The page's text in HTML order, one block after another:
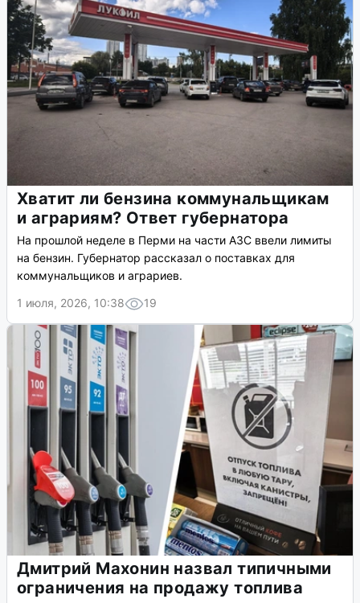
Хватит ли бензина коммунальщикам
и аграриям? Ответ губернатора
На прошлой неделе в Перми на части АЗС ввели лимиты
на бензин. Губернатор рассказал о поставках для
коммунальщиков и аграриев.
1 июля, 2026, 10:38
19
Дмитрий Махонин назвал типичными
ограничения на продажу топлива